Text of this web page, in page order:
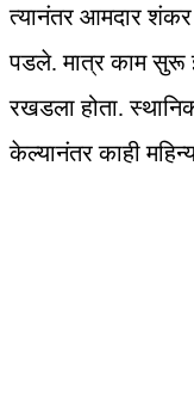
त्यानंतर आमदार शंकर
पडले. मात्र काम सुरू
रखडला होता.
केल्यानंतर काही